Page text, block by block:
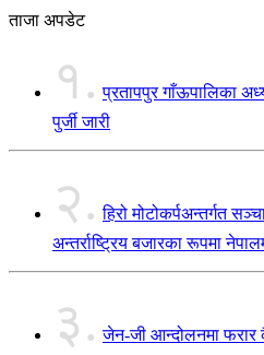
ताजा अपडेट
१. प्रतापपुर गाँऊपालिका
पुर्जी जारी
२. हिरो मोटोकर्पअन्तर्गत
अन्तर्राष्ट्रिय बजारका रूपमा
३. जेन-जी आन्दोलनमा